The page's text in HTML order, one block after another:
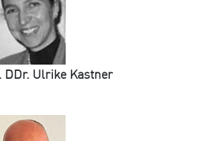
DDr. Ulrike Kastner